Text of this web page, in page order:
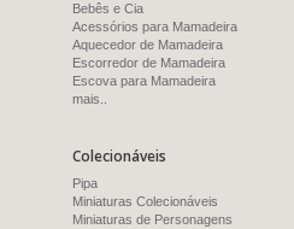
Bebês e Cia
Acessórios para Mamadeira
Aquecedor de Mamadeira
Escorredor de Mamadeira
Escova para Mamadeira
mais..
Colecionáveis
Pipa
Miniaturas Colecionáveis
Miniaturas de Personagens